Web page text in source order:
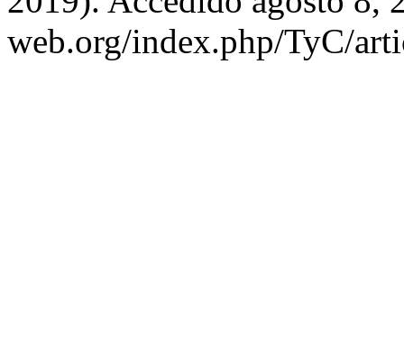
web.org/index.php/TyC/